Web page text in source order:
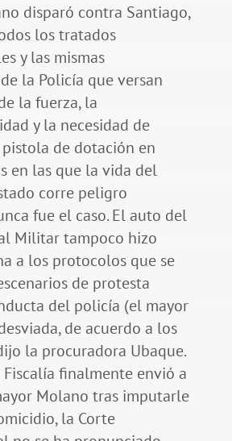
disparó contra Santiago,
los tratados
y las mismas
la Policía que versan
la fuerza, la
y la necesidad de
de dotación en
en las que la vida del
corre peligro
fue el caso. El auto del
Militar tampoco hizo
a los protocolos que se
de protesta
del policía (el mayor
de acuerdo a los
la procuradora Ubaque.
Fiscalía finalmente envió a
Molano tras imputarle
la Corte